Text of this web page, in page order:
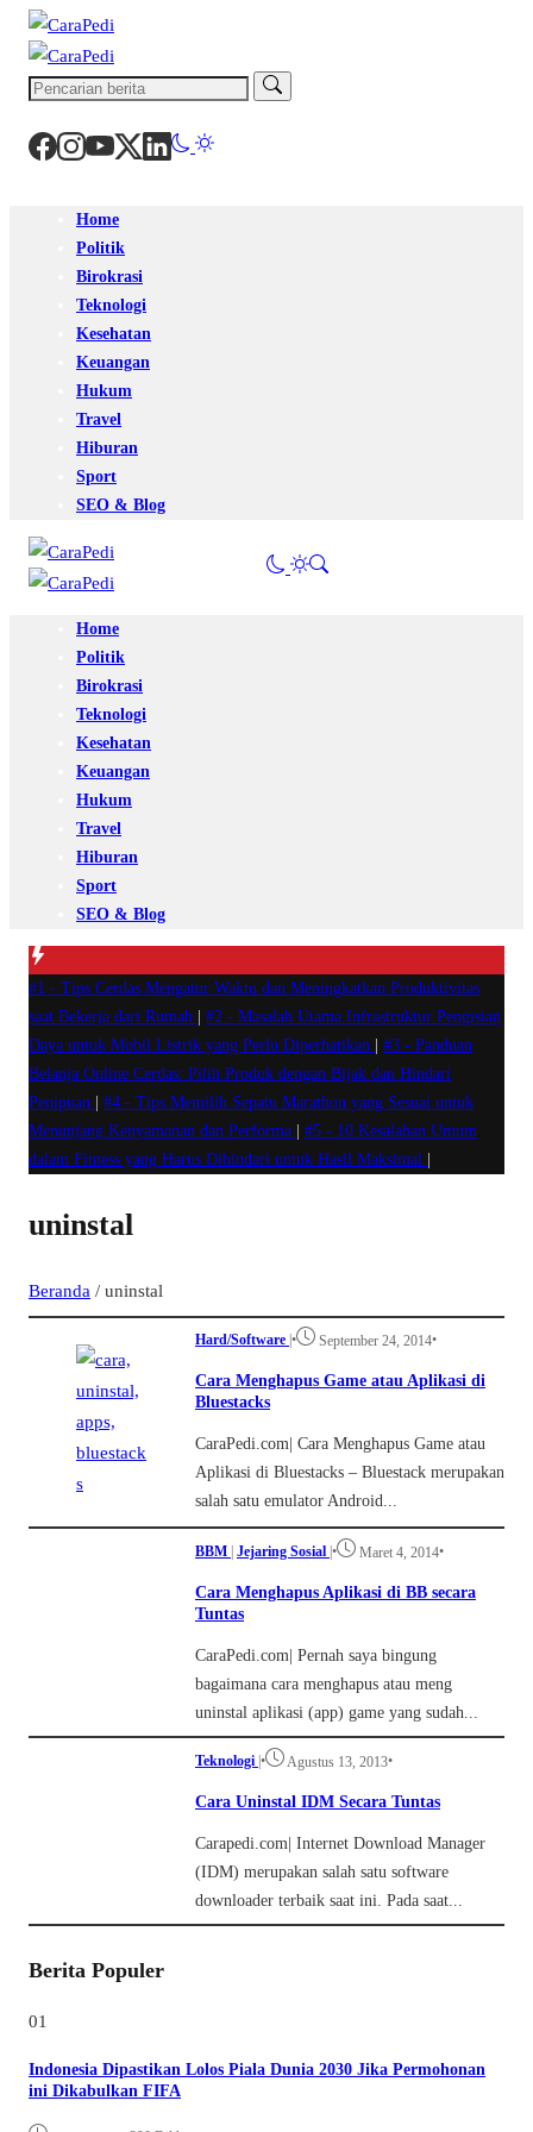
Home
Politik
Birokrasi
Teknologi
Kesehatan
Keuangan
Hukum
Travel
Hiburan
Sport
SEO & Blog
Home
Politik
Birokrasi
Teknologi
Kesehatan
Keuangan
Hukum
Travel
Hiburan
Sport
SEO & Blog
#1 - Tips Cerdas Mengatur Waktu dan Meningkatkan Produktivitas
saat Bekerja dari Rumah
#2 - Masalah Utama Infrastruktur Pengisian
Daya untuk Mobil Listrik yang Perlu Diperhatikan
#3 - Panduan
Belanja Online Cerdas: Pilih Produk dengan Bijak dan Hindari
Penipuan
#4 - Tips Memilih Sepatu Marathon yang Sesuai untuk
Menunjang Kenyamanan dan Performa
#5 - 10 Kesalahan Umum
dalam Fitness yang Harus Dihindari untuk Hasil Maksimal
uninstal
Beranda / uninstal
Hard/Software • September 24, 2014•
Cara Menghapus Game atau Aplikasi di
Bluestacks
CaraPedi.com| Cara Menghapus Game atau
Aplikasi di Bluestacks – Bluestack merupakan
salah satu emulator Android...
BBM | Jejaring Sosial |• Maret 4, 2014•
Cara Menghapus Aplikasi di BB secara
Tuntas
CaraPedi.com| Pernah saya bingung
bagaimana cara menghapus atau meng
uninstal aplikasi (app) game yang sudah...
Teknologi |• Agustus 13, 2013•
Cara Uninstal IDM Secara Tuntas
Carapedi.com| Internet Download Manager
(IDM) merupakan salah satu software
downloader terbaik saat ini. Pada saat...
Berita Populer
01
Indonesia Dipastikan Lolos Piala Dunia 2030 Jika Permohonan
ini Dikabulkan FIFA